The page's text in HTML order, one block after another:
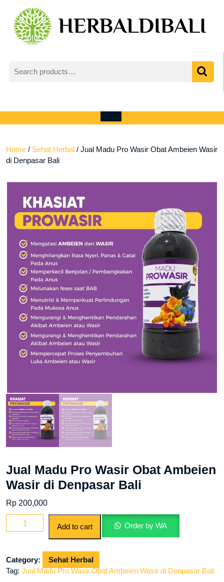
content
for:
Account
cart
Open
Home / Sehat Herbal / Jual Madu Pro Wasir Obat Ambeien Wasir
di Denpasar Bali
Jual Madu Pro Wasir Obat Ambeien
Wasir di Denpasar Bali
Rp 200,000
Madu
Obat
Ambeien
Add to cart Order by WA
Category:
Sehat Herbal
Tag: Jual Madu Pro Wasir Obat Ambeien Wasir di Denpasar Bali